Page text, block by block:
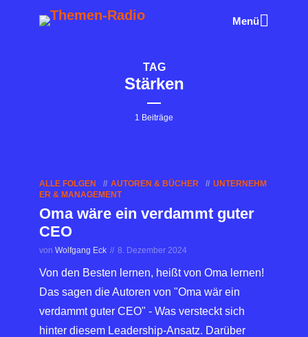
Menü
TAG
Stärken
1 Beiträge
ALLE FOLGEN AUTOREN & BÜCHER
UNTERNEHM
ER & MANAGEMENT
Oma wäre ein verdammt guter
CEO
von Wolfgang Eck 8. Dezember 2024
Von den Besten lernen, heißt von Oma lernen!
Das sagen die Autoren von "Oma wär ein
verdammt guter CEO" - Was versteckt sich
hinter diesem Leadership-Ansatz. Darüber